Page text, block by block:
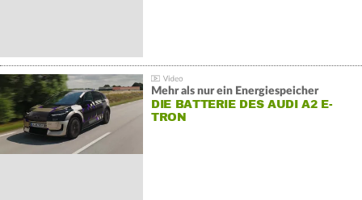
Mehr als nur ein Energiespeicher
DIE BATTERIE DES AUDI A2 E-
TRON